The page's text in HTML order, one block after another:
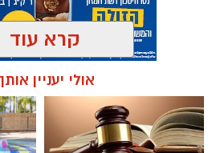
שירים שהפכו את הפוליטיקה
לא רק בקלפי: 6 שירים
הישראלית לפזמון
ממערכת הבחירות ועד יוקר
על המכוניות ועד החלום
קרא עוד
אולי יעניין